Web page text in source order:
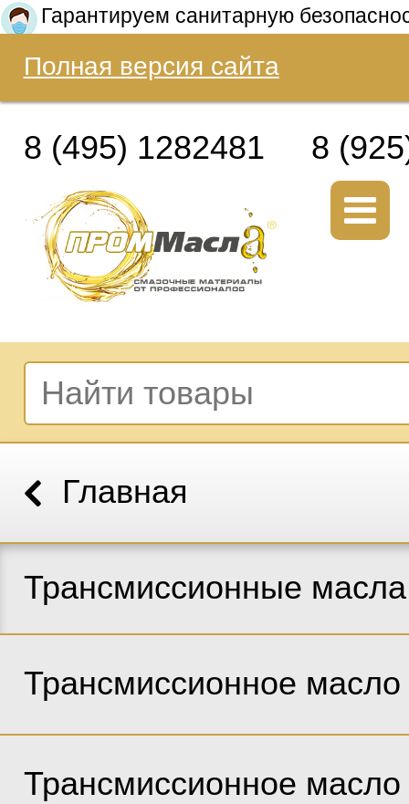
Гарантируем санитарную
Полная версия сайта
8 (495) 1282481 8
Главная
Трансмиссионные масла
Трансмиссионное
Трансмиссионное